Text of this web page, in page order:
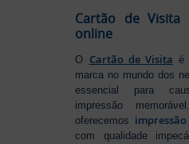
Cartão de Visita
online
O Cartão de Visita é
marca no mundo dos
essencial para
impressão
oferecemos
com qualidade